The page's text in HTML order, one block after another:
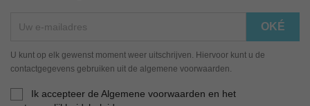
U kunt op elk gewenst moment weer uitschrijven. Hiervoor kunt u de
contactgegevens gebruiken uit de algemene voorwaarden.
Ik accepteer de Algemene voorwaarden en het